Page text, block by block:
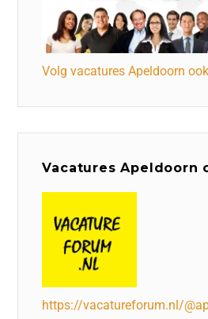
Volg vacatures Apeldoorn
Vacatures Apeldoorn
https://vacatureforum.nl/